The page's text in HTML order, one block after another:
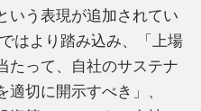
いう表現が追加されてい
はより踏み込み、「上場
たって、自社のサステナ
切に開示すべき」、